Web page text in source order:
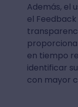
Además, el
el
en tiempo
identificar
con mayor